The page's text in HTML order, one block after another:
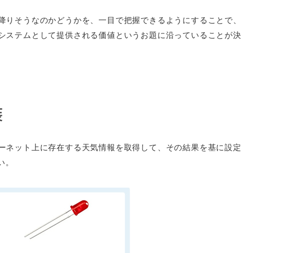
そうなのかどうかを、一目で把握できるようにすることで、
ステムとして提供される価値というお題に沿っていることが決
ット上に存在する天気情報を取得して、その結果を基に設定